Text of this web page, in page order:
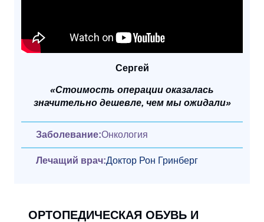
Сергей
«Стоимость операции оказалась
значительно дешевле, чем мы ожидали»
Заболевание:Онкология
Лечащий врач:Доктор Рон Гринберг
ОРТОПЕДИЧЕСКАЯ ОБУВЬ И